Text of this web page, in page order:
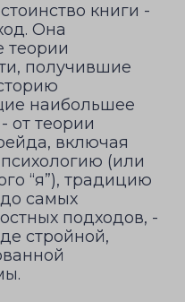
книги -
Она
теории
получившие
наибольшее
от теории
включая
(или
“я”), традицию
самых
подходов, -
стройной,